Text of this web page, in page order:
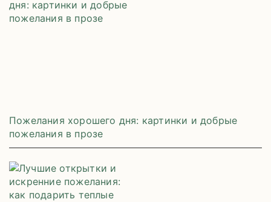
Пожелания хорошего дня: картинки и добрые
пожелания в прозе